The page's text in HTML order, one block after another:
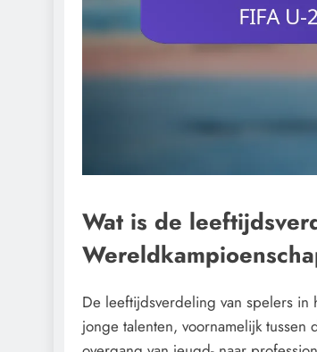
Wat is de
De leeftijdsverdeling van spelers in
jonge talenten, voornamelijk